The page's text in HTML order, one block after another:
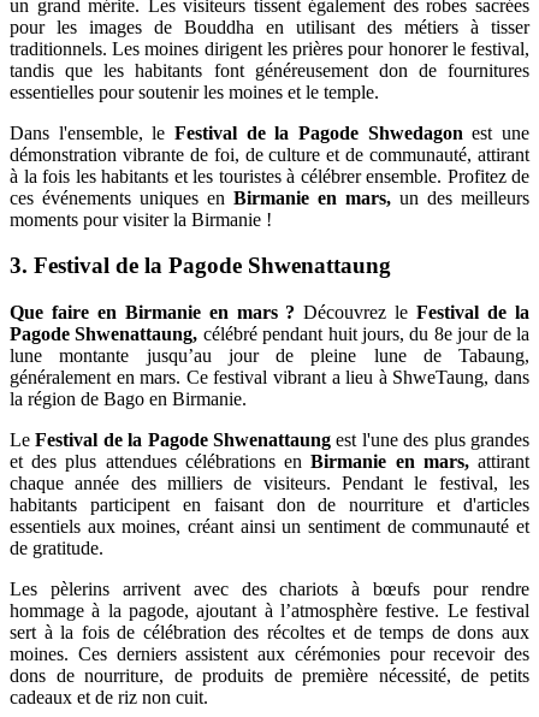
un grand mérite. Les visiteurs tissent également des robes sacrées
pour les images de Bouddha en utilisant des métiers à tisser
traditionnels. Les moines dirigent les prières pour honorer le festival,
tandis que les habitants font généreusement don de fournitures
essentielles pour soutenir les moines et le temple.
Dans l'ensemble, le Festival de la Pagode Shwedagon est une
démonstration vibrante de foi, de culture et de communauté, attirant
à la fois les habitants et les touristes à célébrer ensemble. Profitez de
ces événements uniques en Birmanie en mars, un des meilleurs
moments pour visiter la Birmanie !
3. Festival de la Pagode Shwenattaung
Que faire en Birmanie en mars ?Découvrez le Festival de la
Pagode Shwenattaung, célébré pendant huit jours, du 8e jour de la
lune montante jusqu’au jour de pleine lune de Tabaung,
généralement en mars. Ce festival vibrant a lieu à ShweTaung, dans
la région de Bago en Birmanie.
Le Festival de la Pagode Shwenattaung est l'une des plus grandes
et des plus attendues célébrations enBirmanie en mars,attirant
chaque année des milliers de visiteurs. Pendant le festival, les
habitants participent en faisant don de nourriture et d'articles
essentiels aux moines, créant ainsi un sentiment de communauté et
de gratitude.
Les pèlerins arrivent avec des chariots à bœufs pour rendre
hommage à la pagode, ajoutant à l’atmosphère festive. Le festival
sert à la fois de célébration des récoltes et de temps de dons aux
moines. Ces derniers assistent aux cérémonies pour recevoir des
dons de nourriture, de produits de première nécessité, de petits
cadeaux et de riz non cuit.